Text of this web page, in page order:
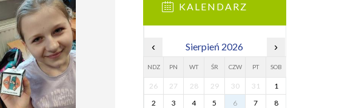
KALENDARZ
‹ Sierpień 2026 ›
NDZ PN WT ŚR CZW PT SOB
26 27 28 29 30 31
1
2
3 4 5 6 7
8